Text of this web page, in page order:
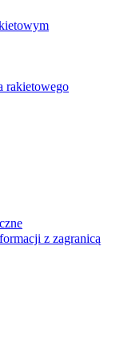
rakietowego
z zagranicą